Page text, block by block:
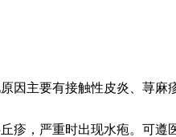
主要有接触性皮炎、荨麻
，严重时出现水疱。可